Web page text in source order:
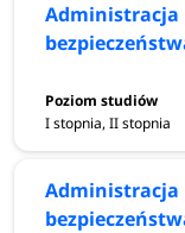
Administracja
I stopnia, II stopnia
Administracja